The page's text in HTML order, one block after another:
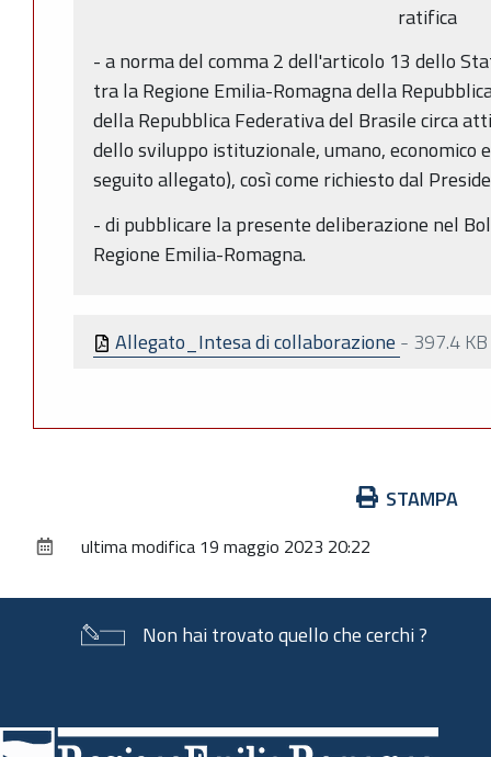
ratifica
- a norma del comma 2 dell'articolo 13 dello
tra la Regione Emilia-Romagna della
della Repubblica Federativa del Brasile circa
dello sviluppo istituzionale, umano, economico
seguito allegato), così come richiesto dal
- di pubblicare la presente deliberazione nel
Regione Emilia-Romagna.
Allegato_Intesa di collaborazione - 397.4 KB
documento
STAMPA
ultima modifica 19 maggio 2023 20:22
Non hai trovato quello che cerchi ?
di